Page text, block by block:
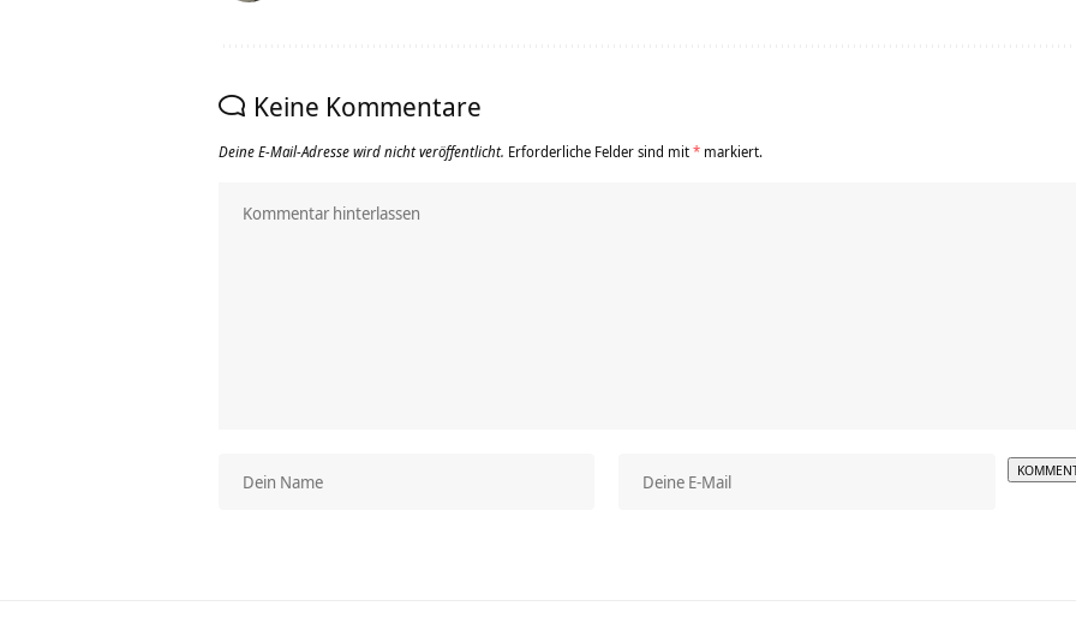
Keine Kommentare
Deine E-Mail-Adresse wird nicht veröffentlicht. Erforderliche Felder sind mit* markiert.